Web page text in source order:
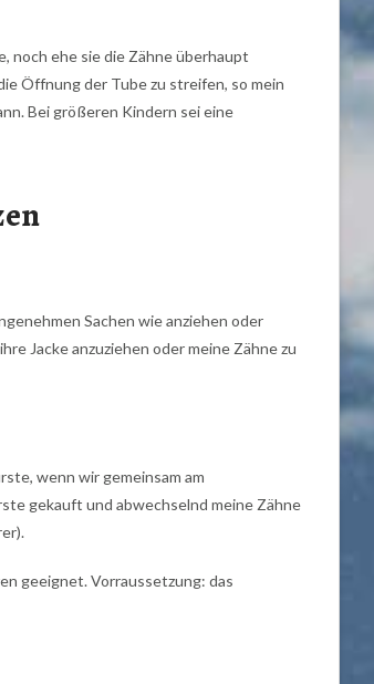
noch ehe sie die Zähne überhaupt
Öffnung der Tube zu streifen, so mein
Bei größeren Kindern sei eine
Sachen wie anziehen oder
Jacke anzuziehen oder meine Zähne zu
wenn wir gemeinsam am
gekauft und abwechselnd meine Zähne
geeignet. Vorraussetzung: das